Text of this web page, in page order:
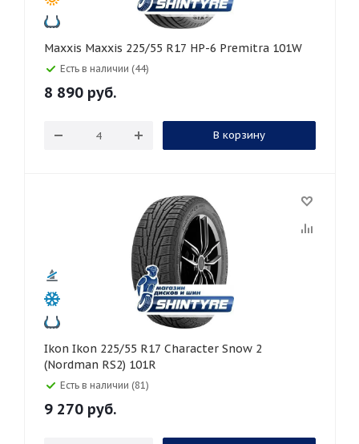
Maxxis Maxxis 225/55 R17 HP-6 Premitra 101W
Есть в наличии (44)
8 890 руб.
В корзину
Ikon Ikon 225/55 R17 Character Snow 2
(Nordman RS2) 101R
Есть в наличии (81)
9 270 руб.